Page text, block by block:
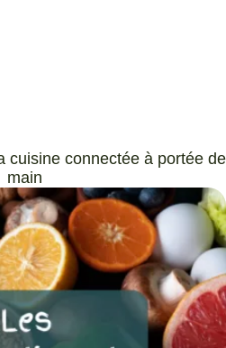
cuisine connectée à portée de
main